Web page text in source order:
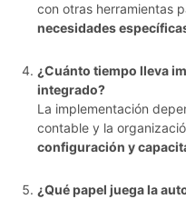
con otras herramientas
necesidades
¿Cuánto tiempo lleva
integrado?
La implementación
contable y la
configuración y
¿Qué papel juega la